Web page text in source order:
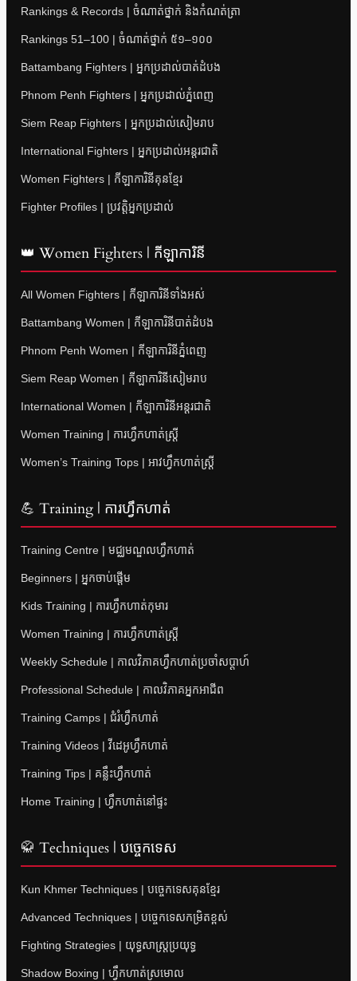
Rankings & Records | ចំណាត់ថ្នាក់ និងកំណត់ត្រា
Rankings 51–100 | ចំណាត់ថ្នាក់ ៥១–១០០
Battambang Fighters | អ្នកប្រដាល់បាត់ដំបង
Phnom Penh Fighters | អ្នកប្រដាល់ភ្នំពេញ
Siem Reap Fighters | អ្នកប្រដាល់សៀមរាប
International Fighters | អ្នកប្រដាល់អន្តរជាតិ
Women Fighters | កីឡាការិនីគុនខ្មែរ
Fighter Profiles | ប្រវត្តិអ្នកប្រដាល់
👑 Women Fighters | កីឡាការិនី
All Women Fighters | កីឡាការិនីទាំងអស់
Battambang Women | កីឡាការិនីបាត់ដំបង
Phnom Penh Women | កីឡាការិនីភ្នំពេញ
Siem Reap Women | កីឡាការិនីសៀមរាប
International Women | កីឡាការិនីអន្តរជាតិ
Women Training | ការហ្វឹកហាត់ស្ត្រី
Women’s Training Tops | អាវហ្វឹកហាត់ស្ត្រី
💪 Training | ការហ្វឹកហាត់
Training Centre | មជ្ឈមណ្ឌលហ្វឹកហាត់
Beginners | អ្នកចាប់ផ្តើម
Kids Training | ការហ្វឹកហាត់កុមារ
Women Training | ការហ្វឹកហាត់ស្ត្រី
Weekly Schedule | កាលវិភាគហ្វឹកហាត់ប្រចាំសប្តាហ៍
Professional Schedule | កាលវិភាគអ្នកអាជីព
Training Camps | ជំរំហ្វឹកហាត់
Training Videos | វីដេអូហ្វឹកហាត់
Training Tips | គន្លឹះហ្វឹកហាត់
Home Training | ហ្វឹកហាត់នៅផ្ទះ
🥋 Techniques | បច្ចេកទេស
Kun Khmer Techniques | បច្ចេកទេសគុនខ្មែរ
Advanced Techniques | បច្ចេកទេសកម្រិតខ្ពស់
Fighting Strategies | យុទ្ធសាស្ត្រប្រយុទ្ធ
Shadow Boxing | ហ្វឹកហាត់ស្រមោល